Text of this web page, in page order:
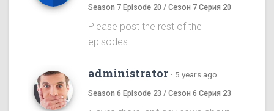
Season 7 Episode 20 / Сезон 7 Серия 20
Please post the rest of the
episodes
administrator · 5 years ago
Season 6 Episode 23 / Сезон 6 Серия 23